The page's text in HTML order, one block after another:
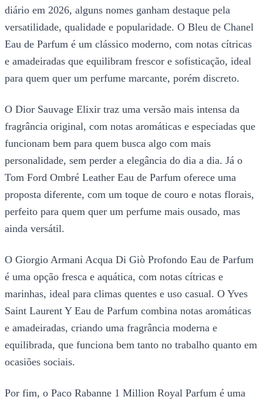
diário em 2026, alguns nomes ganham destaque pela
versatilidade, qualidade e popularidade. O Bleu de Chanel
Eau de Parfum é um clássico moderno, com notas cítricas
e amadeiradas que equilibram frescor e sofisticação, ideal
para quem quer um perfume marcante, porém discreto.
O Dior Sauvage Elixir traz uma versão mais intensa da
fragrância original, com notas aromáticas e especiadas que
funcionam bem para quem busca algo com mais
personalidade, sem perder a elegância do dia a dia. Já o
Tom Ford Ombré Leather Eau de Parfum oferece uma
proposta diferente, com um toque de couro e notas florais,
perfeito para quem quer um perfume mais ousado, mas
ainda versátil.
O Giorgio Armani Acqua Di Giò Profondo Eau de Parfum
é uma opção fresca e aquática, com notas cítricas e
marinhas, ideal para climas quentes e uso casual. O Yves
Saint Laurent Y Eau de Parfum combina notas aromáticas
e amadeiradas, criando uma fragrância moderna e
equilibrada, que funciona bem tanto no trabalho quanto em
ocasiões sociais.
Por fim, o Paco Rabanne 1 Million Royal Parfum é uma